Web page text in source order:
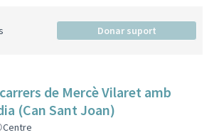
Donar suport
de Mercè Vilaret amb
(Can Sant Joan)
Centre